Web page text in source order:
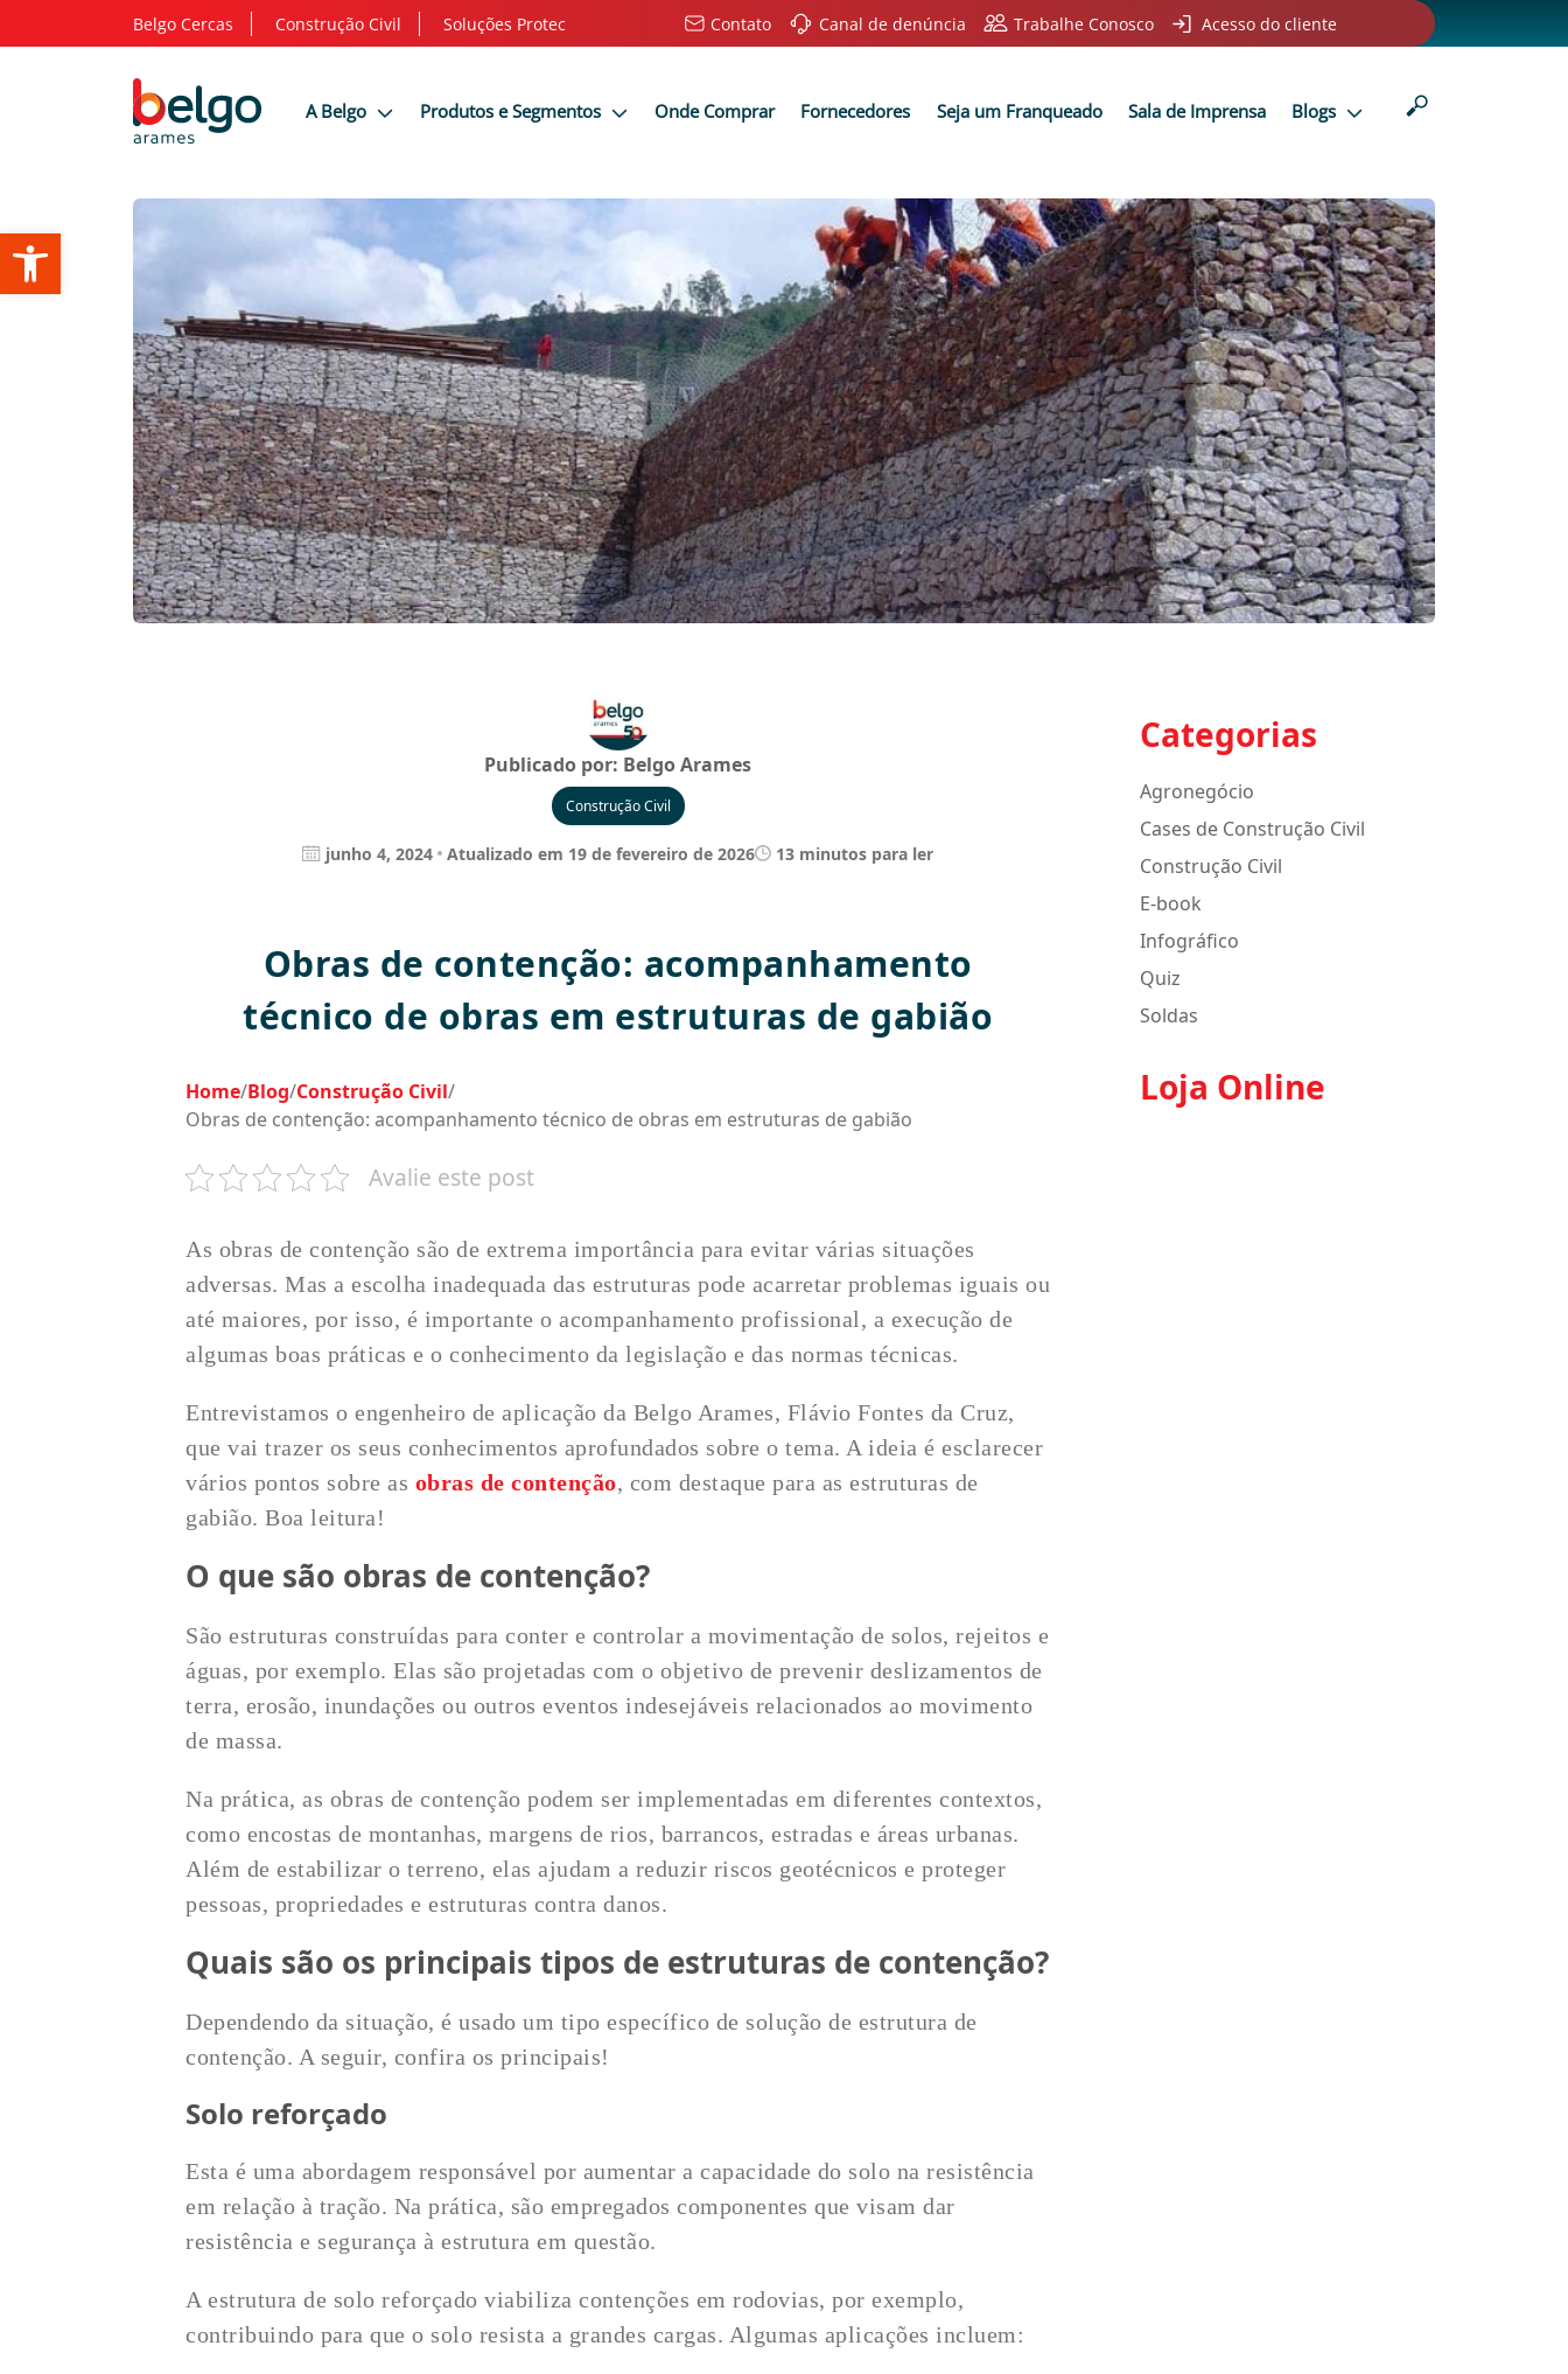
Abrir a barra de ferramentas
Belgo Cercas Construção Civil Soluções Protec Contato Canal de denúncia Trabalhe Conosco Acesso do cliente
A Belgo Produtos e Segmentos Onde Comprar Fornecedores Seja um Franqueado Sala de Imprensa Blogs
Publicado por: Belgo Arames
Construção Civil
junho 4, 2024 Atualizado em 19 de fevereiro de 2026 13 minutos para ler
Obras de contenção: acompanhamento
técnico de obras em estruturas de gabião
Home/Blog/Construção Civil/
Obras de contenção: acompanhamento técnico de obras em estruturas de gabião
Avalie este post
As obras de contenção são de extrema importância para evitar várias situações
adversas. Mas a escolha inadequada das estruturas pode acarretar problemas iguais ou
até maiores, por isso, é importante o acompanhamento profissional, a execução de
algumas boas práticas e o conhecimento da legislação e das normas técnicas.
Entrevistamos o engenheiro de aplicação da Belgo Arames, Flávio Fontes da Cruz,
que vai trazer os seus conhecimentos aprofundados sobre o tema. A ideia é esclarecer
vários pontos sobre as obras de contenção, com destaque para as estruturas de
gabião. Boa leitura!
O que são obras de contenção?
São estruturas construídas para conter e controlar a movimentação de solos, rejeitos e
águas, por exemplo. Elas são projetadas com o objetivo de prevenir deslizamentos de
terra, erosão, inundações ou outros eventos indesejáveis relacionados ao movimento
de massa.
Na prática, as obras de contenção podem ser implementadas em diferentes contextos,
como encostas de montanhas, margens de rios, barrancos, estradas e áreas urbanas.
Além de estabilizar o terreno, elas ajudam a reduzir riscos geotécnicos e proteger
pessoas, propriedades e estruturas contra danos.
Quais são os principais tipos de estruturas de contenção?
Dependendo da situação, é usado um tipo específico de solução de estrutura de
contenção. A seguir, confira os principais!
Solo reforçado
Esta é uma abordagem responsável por aumentar a capacidade do solo na resistência
em relação à tração. Na prática, são empregados componentes que visam dar
resistência e segurança à estrutura em questão.
A estrutura de solo reforçado viabiliza contenções em rodovias, por exemplo,
contribuindo para que o solo resista a grandes cargas. Algumas aplicações incluem:
Categorias
Agronegócio
Cases de Construção Civil
Construção Civil
E-book
Infográfico
Quiz
Soldas
Loja Online